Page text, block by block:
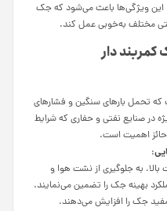
این ویژگی‌ها باعث می‌شود که جک
مختلف به‌خوبی عمل کند.
دار
تحمل بارهای سنگین و فشارهای
در صنایع نفتی و حفاری که شرایط
حائز اهمیت است.
:
به جلوگیری از نشت هوا و
بهینه جک را تضمین می‌نمایند.
جک را افزایش می‌دهند.